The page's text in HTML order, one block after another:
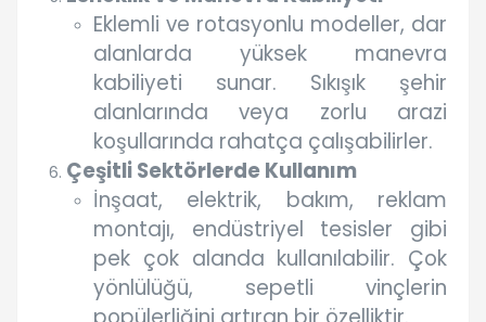
Eklemli ve rotasyonlu modeller, dar
alanlarda yüksek manevra
kabiliyeti sunar. Sıkışık şehir
alanlarında veya zorlu arazi
koşullarında rahatça çalışabilirler.
Çeşitli Sektörlerde Kullanım
İnşaat, elektrik, bakım, reklam
montajı, endüstriyel tesisler gibi
pek çok alanda kullanılabilir. Çok
yönlülüğü, sepetli vinçlerin